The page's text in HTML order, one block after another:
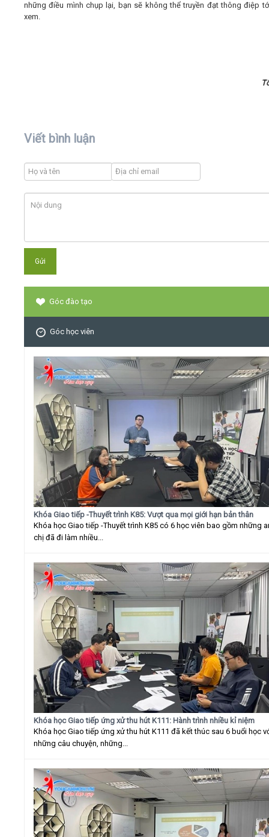
những điều mình chụp lại, bạn sẽ không thể truyền đạt thông điệp
xem.
Viết bình luận
Góc đào tạo
Góc học viên
Khóa Giao tiếp -Thuyết trình K85: Vượt qua mọi giới hạn bản thân
Khóa học Giao tiếp -Thuyết trình K85 có 6 học viên bao gồm những
chị đã đi làm nhiều...
Khóa học Giao tiếp ứng xử thu hút K111: Hành trình nhiều kỉ niệm
Khóa học Giao tiếp ứng xử thu hút K111 đã kết thúc sau 6 buổi học
những câu chuyện, những...